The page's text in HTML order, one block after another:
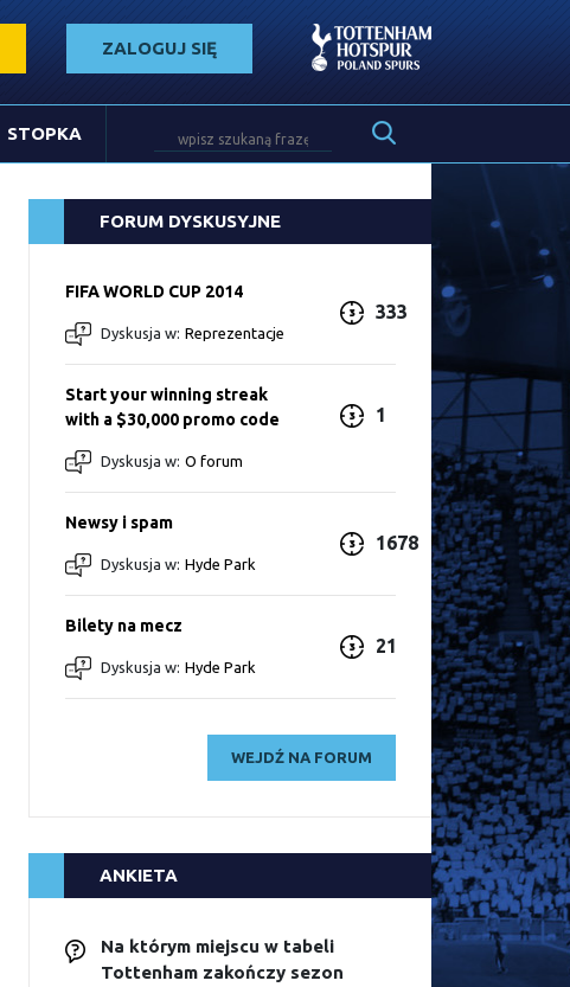
ZALOGUJ SIĘ
STOPKA
FORUM DYSKUSYJNE
FIFA WORLD CUP 2014
Dyskusja w: Reprezentacje
333
Start your winning streak
with a $30,000 promo code
Dyskusja w: O forum
1
Newsy i spam
Dyskusja w: Hyde Park
1678
Bilety na mecz
Dyskusja w: Hyde Park
21
WEJDŹ NA FORUM
ANKIETA
Na którym miejscu w tabeli
Tottenham zakończy sezon